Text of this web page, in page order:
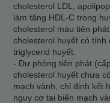
cholesterol LDL,
làm tăng HDL-C trong
cholesterol máu tiên
cholesterol huyết có
triglycerid huyết.
- Dự phòng tiên phát
cholesterol huyết chưa
mạch vành, chỉ định kết
nguy cơ tai biến mạch